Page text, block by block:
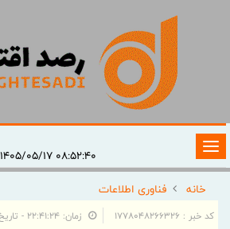
تغییر
وضعیت
ناوبری
خانه
فناوری اطلاعات
کد خبر : 1778048266326
زمان: ۲۲:۴۱:۲۴ - تاریخ: ۱۴۰۵/۰۲/۱۵